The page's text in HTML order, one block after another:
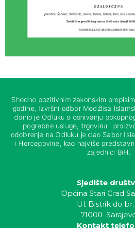
Shodno pozitivnim zakonskim
godine, Izvršni odbor Medžlisa
donio je Odluku o osnivanju
pogrebne usluge, trgovinu i
odobrenje na Odluku je dao Sabor
i Hercegovine, kao najviše
zajednici BiH.
Sjedište
Općina Stari Grad
Ul. Bistrik do
71000
Kontakt